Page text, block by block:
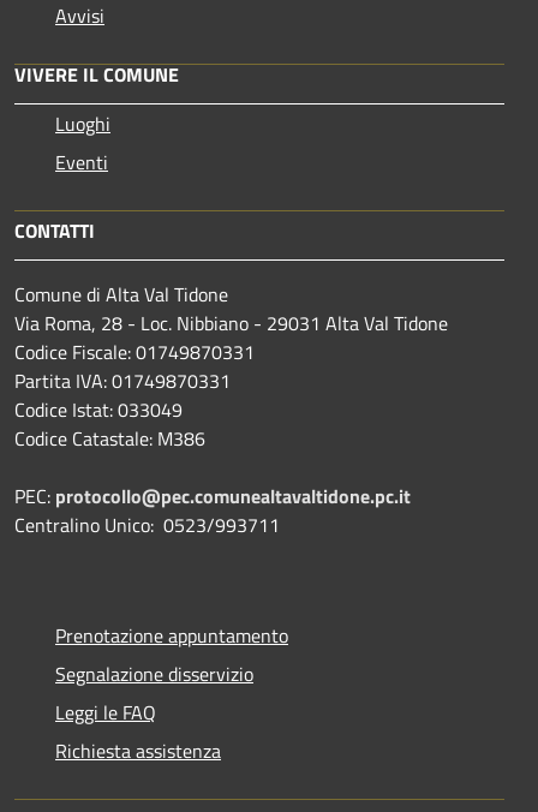
Avvisi
VIVERE IL COMUNE
Luoghi
Eventi
CONTATTI
Comune di Alta Val Tidone
Via Roma, 28 - Loc. Nibbiano - 29031 Alta Val Tidone
Codice Fiscale: 01749870331
Partita IVA: 01749870331
Codice Istat: 033049
Codice Catastale: M386
PEC: protocollo@pec.comunealtavaltidone.pc.it
Centralino Unico: 0523/993711
Prenotazione appuntamento
Segnalazione disservizio
Leggi le FAQ
Richiesta assistenza